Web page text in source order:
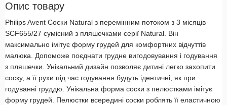
Опис товару
Philips Avent Соски Natural з перемінним потоком з 3 місяців
SCF655/27 сумісний з пляшечками серії Natural. Він
максимально імітує форму грудей для комфортних відчуттів
малюка. Допоможе поєднати грудне вигодовування і годування
з пляшечки. Унікальний дизайн позволяє дитині легко захопити
соску, а її рухи під час годування будуть ідентичні, як при
годуванні груддю. Унікальна форма соски з пелюстками імітує
форму грудей. Пелюстки всередині соски роблять її еластичною